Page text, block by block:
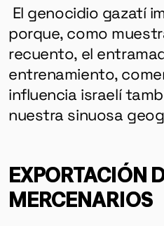
El genocidio gazatí
porque, como
recuento, el
entrenamiento,
influencia israelí
nuestra sinuosa
EXPORTACIÓN
MERCENARIOS